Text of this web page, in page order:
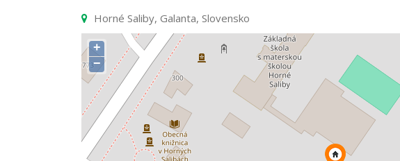
Horné Saliby, Galanta, Slovensko
+
−